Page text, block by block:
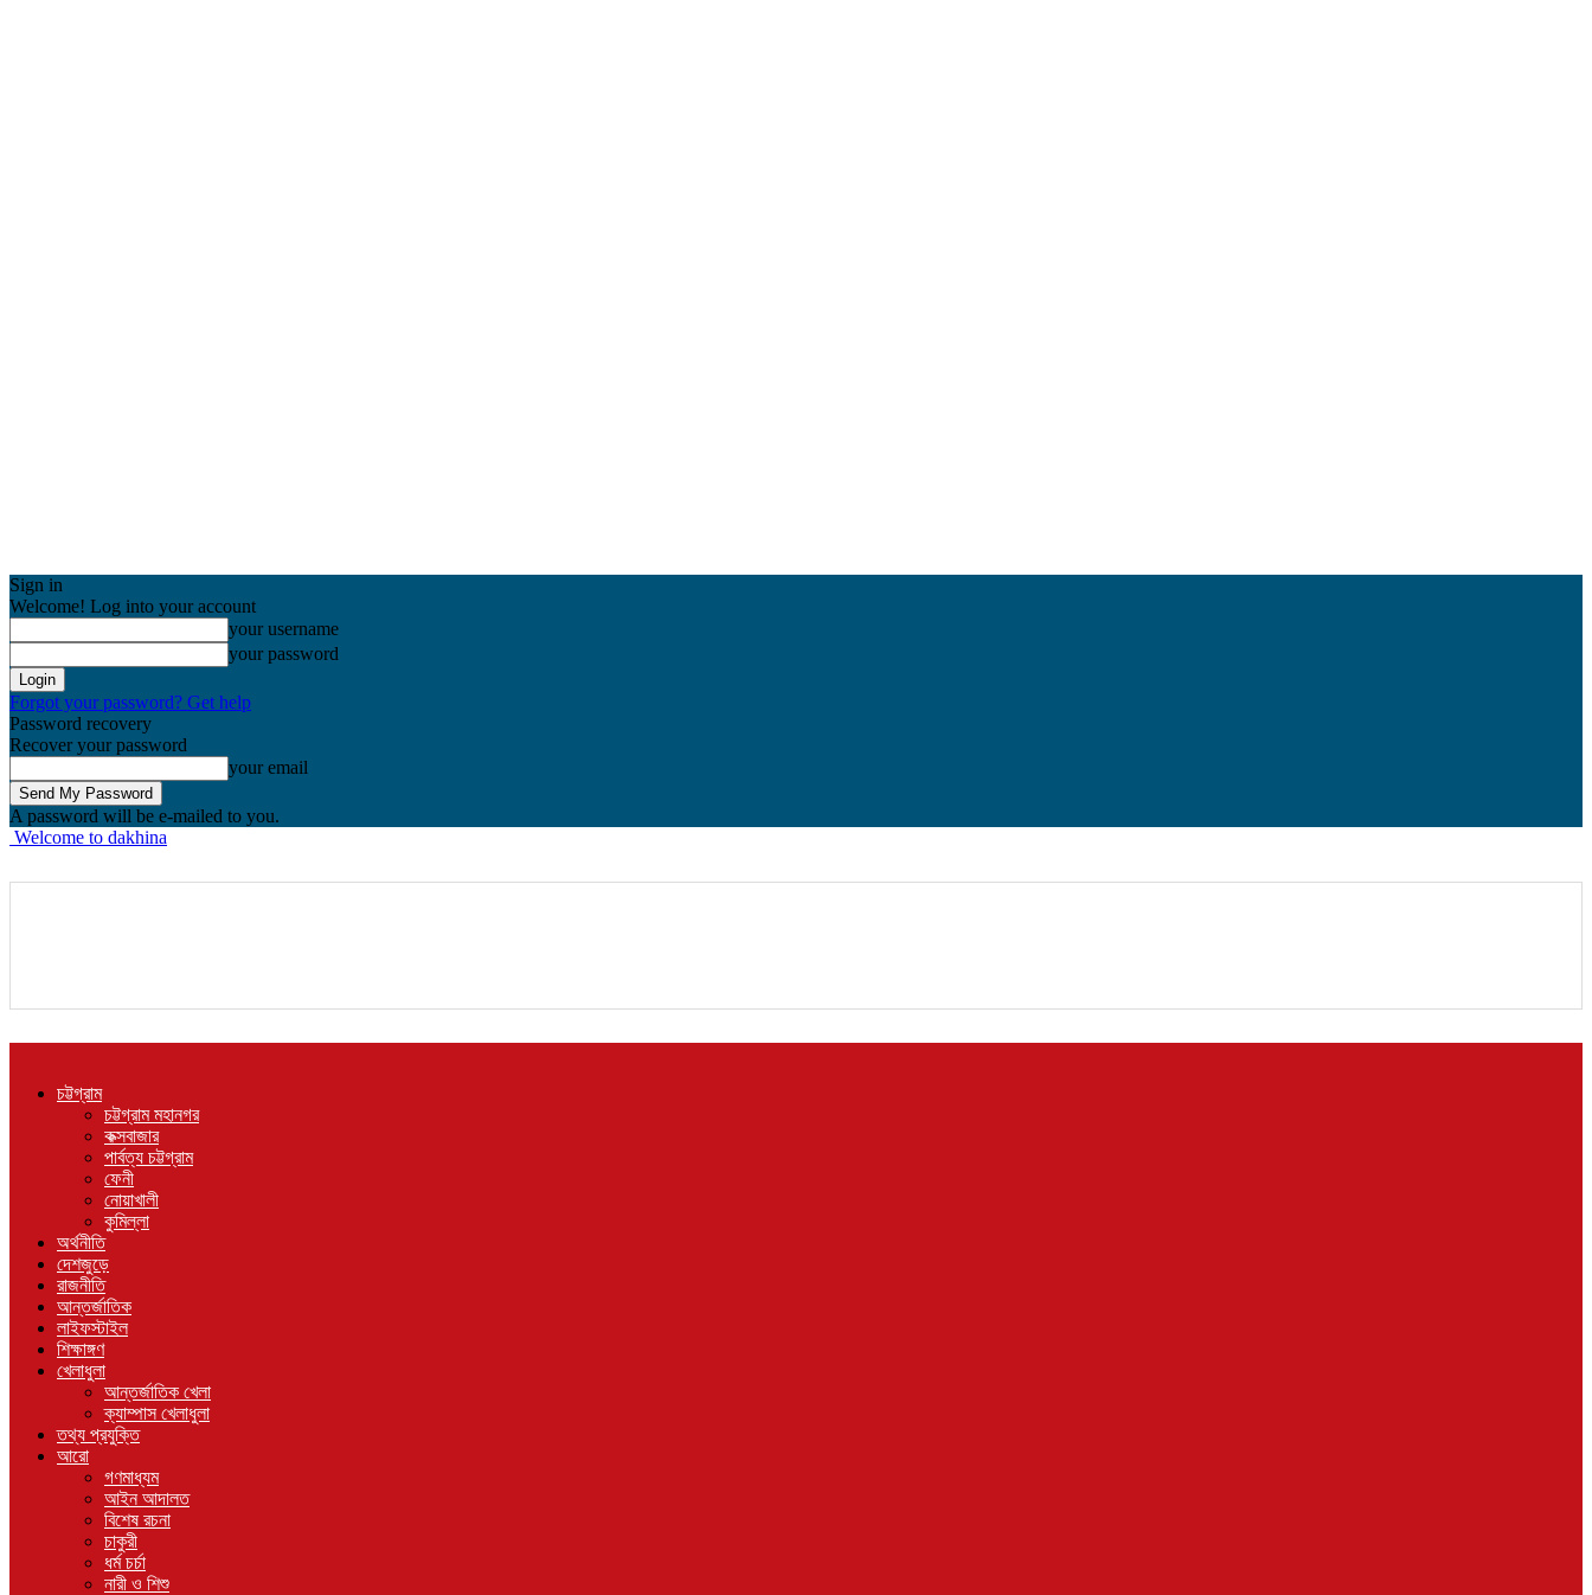
Sign in
Welcome! Log into your account
your username
your password
Forgot your password? Get help
Password recovery
Recover your password
your email
A password will be e-mailed to you.
Welcome to dakhina
চট্টগ্রাম
চট্টগ্রাম মহানগর
কক্সবাজার
পার্বত্য চট্টগ্রাম
ফেনী
নোয়াখালী
কুমিল্লা
অর্থনীতি
দেশজুড়ে
রাজনীতি
আন্তর্জাতিক
লাইফস্টাইল
শিক্ষাঙ্গণ
খেলাধুলা
আন্তর্জাতিক খেলা
ক্যাম্পাস খেলাধুলা
তথ্য প্রযুক্তি
আরো
গণমাধ্যম
আইন আদালত
বিশেষ রচনা
চাকুরী
ধর্ম চর্চা
নারী ও শিশু